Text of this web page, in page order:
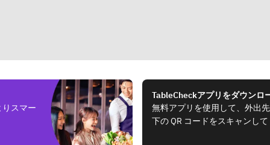
スマー
TableCheckアプリをダウンロ
無料アプリを使用して、外出
下の QR コードをスキャンし